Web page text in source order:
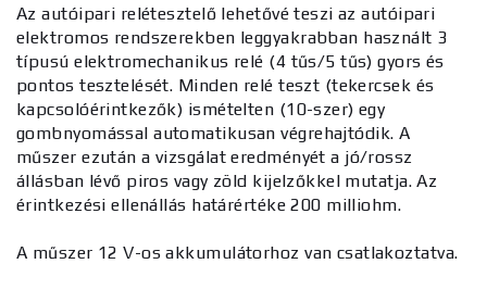
Az autóipari relétesztelő lehetővé teszi az autóipari
elektromos rendszerekben leggyakrabban használt 3
típusú elektromechanikus relé (4 tűs/5 tűs) gyors és
pontos tesztelését. Minden relé teszt (tekercsek és
kapcsolóérintkezők) ismételten (10-szer) egy
gombnyomással automatikusan végrehajtódik. A
műszer ezután a vizsgálat eredményét a jó/rossz
állásban lévő piros vagy zöld kijelzőkkel mutatja. Az
érintkezési ellenállás határértéke 200 milliohm.
A műszer 12 V-os akkumulátorhoz van csatlakoztatva.